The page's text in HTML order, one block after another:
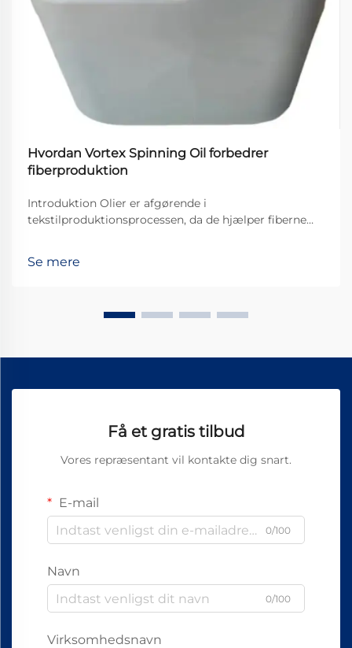
Hvordan Vortex Spinning Oil forbedrer
fiberproduktion
Introduktion Olier er afgørende i
tekstilproduktionsprocessen, da de hjælper fiberne
forskellige typer, der findes, er Vortex Spinning Oil
Se mere
Få et gratis tilbud
Vores repræsentant vil kontakte dig snart.
E-mail
0/100
Navn
0/100
Virksomhedsnavn